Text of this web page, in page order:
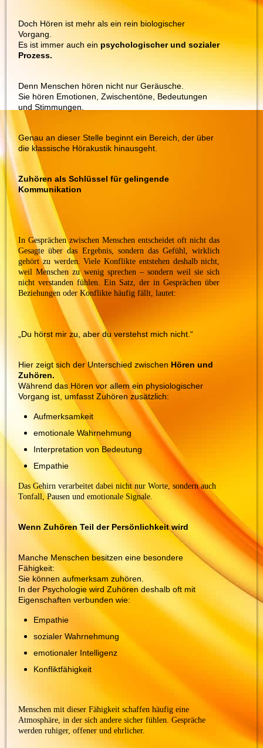
Doch Hören ist mehr als ein rein biologischer
Vorgang.
Es ist immer auch ein psychologischer und sozialer
Prozess.
Denn Menschen hören nicht nur Geräusche.
Sie hören Emotionen, Zwischentöne, Bedeutungen
und Stimmungen.
Genau an dieser Stelle beginnt ein Bereich, der über
die klassische Hörakustik hinausgeht.
Zuhören als Schlüssel für gelingende
Kommunikation
In Gesprächen zwischen Menschen entscheidet oft nicht das
Gesagte über das Ergebnis, sondern das Gefühl, wirklich
gehört zu werden.Viele Konflikte entstehen deshalb nicht,
weil Menschen zu wenig sprechen – sondern weil sie sich
nicht verstanden fühlen. Ein Satz, der in Gesprächen über
Beziehungen oder Konflikte häufig fällt, lautet:
„Du hörst mir zu, aber du verstehst mich nicht.“
Hier zeigt sich der Unterschied zwischen Hören und
Zuhören.
Während das Hören vor allem ein physiologischer
Vorgang ist, umfasst Zuhören zusätzlich:
Aufmerksamkeit
emotionale Wahrnehmung
Interpretation von Bedeutung
Empathie
Das Gehirn verarbeitet dabei nicht nur Worte, sondern auch
Tonfall, Pausen und emotionale Signale.
Wenn Zuhören Teil der Persönlichkeit wird
Manche Menschen besitzen eine besondere
Fähigkeit:
Sie können aufmerksam zuhören.
In der Psychologie wird Zuhören deshalb oft mit
Eigenschaften verbunden wie:
Empathie
sozialer Wahrnehmung
emotionaler Intelligenz
Konfliktfähigkeit
Menschen mit dieser Fähigkeit schaffen häufig eine
Atmosphäre, in der sich andere sicher fühlen. Gespräche
werden ruhiger, offener und ehrlicher.